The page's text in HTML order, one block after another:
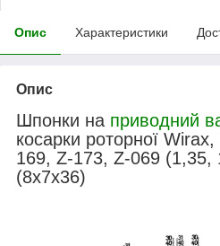
Опис Характеристики
Опис
Шпонки на приводний
косарки роторної
169, Z-173, Z-069 (1,35,
(8х7х36)